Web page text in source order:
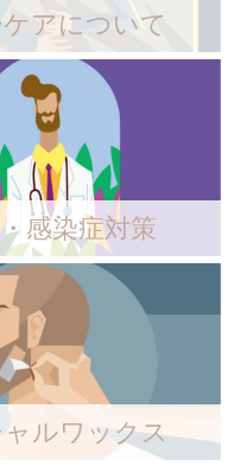
アについて
感染症対策
ルワックス